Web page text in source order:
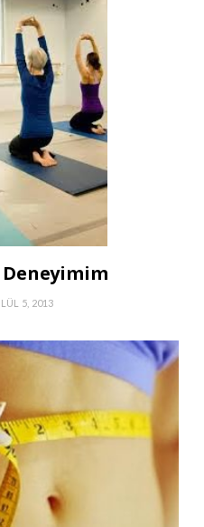
5, 2013